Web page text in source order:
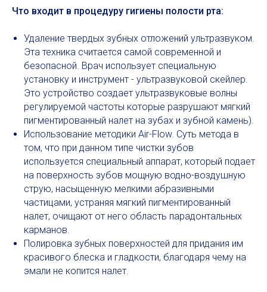
Что входит в процедуру гигиены полости рта:
Удаление твердых зубных отложений ультразвуком.
Эта техника считается самой современной и
безопасной. Врач использует специальную
установку и инструмент - ультразвуковой скейлер.
Это устройство создает ультразвуковые волны
регулируемой частоты которые разрушают мягкий
пигментированный налет на зубах и зубной камень).
Использование методики Air-Flow. Суть метода в
том, что при данном типе чистки зубов
используется специальный аппарат, который подает
на поверхность зубов мощную водно-воздушную
струю, насыщенную мелкими абразивными
частицами, устраняя мягкий пигментированный
налет, очищают от него область парадонтальных
карманов.
Полировка зубных поверхностей для придания им
красивого блеска и гладкости, благодаря чему на
эмали не копится налет.